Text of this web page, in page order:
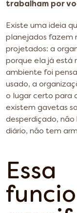
trabalham por
Existe uma ideia
planejados fazem
projetados: a
porque ela já está
ambiente foi
usado, a
o lugar certo para
existem gavetas
desperdiçado,
diário, não tem
Essa